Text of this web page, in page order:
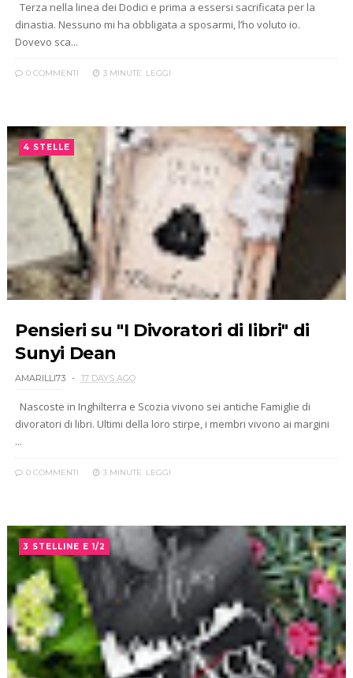
Terza nella linea dei Dodici e prima a essersi sacrificata per la
dinastia. Nessuno mi ha obbligata a sposarmi, l’ho voluto io.
Dovevo sca...
0 COMMENTI 3 MINUTE LEGGI
4 STELLE
Pensieri su "I Divoratori di libri" di
Sunyi Dean
AMARILLI73 17 DAYS AGO
Nascoste in Inghilterra e Scozia vivono sei antiche Famiglie di
divoratori di libri. Ultimi della loro stirpe, i membri vivono ai margini
...
0 COMMENTI 3 MINUTE LEGGI
3 STELLINE E 1/2